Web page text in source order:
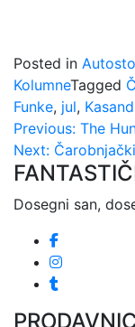
Posted in
KolumneTagged
Funke, jul,
Kretanje
članka
Previous: The
Next:
Dosegni san,